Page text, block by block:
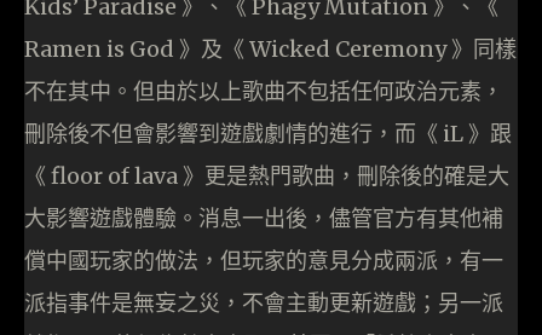
Kids’ Paradise 》、《 Phagy Mutation 》、《
Ramen is God 》及《 Wicked Ceremony 》同樣
不在其中。但由於以上歌曲不包括任何政治元素，
刪除後不但會影響到遊戲劇情的進行，而《 iL 》跟
《 floor of lava 》更是熱門歌曲，刪除後的確是大
大影響遊戲體驗。消息一出後，儘管官方有其他補
償中國玩家的做法，但玩家的意見分成兩派，有一
派指事件是無妄之災，不會主動更新遊戲；另一派